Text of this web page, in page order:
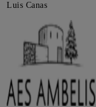
Luis Canas